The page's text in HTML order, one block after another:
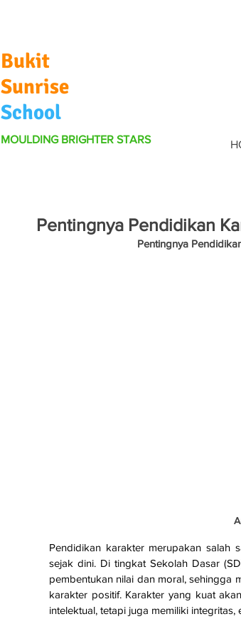
Bukit
Sunrise
School
MOULDING BRIGHTER STARS
Pentingnya Pendidikan
Pentingnya
Pendidikan karakter merupakan salah
sejak dini. Di tingkat Sekolah Dasar
pembentukan nilai dan moral, sehingga
karakter positif. Karakter yang kuat
intelektual, tetapi juga memiliki